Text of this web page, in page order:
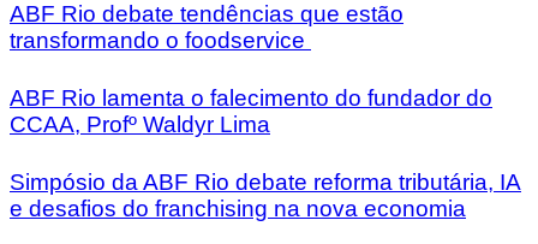
ABF Rio debate tendências que estão
transformando o foodservice
ABF Rio lamenta o falecimento do fundador do
CCAA, Profº Waldyr Lima
Simpósio da ABF Rio debate reforma tributária, IA
e desafios do franchising na nova economia